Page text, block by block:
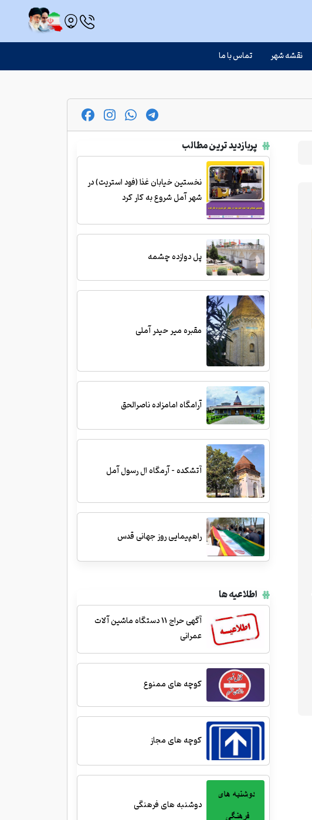
نقشه شهر تماس با ما
پربازدید ترین مطالب
نخستین خیابان غذا (فود استریت) در
شهر آمل شروع به کار کرد
پل دوازده چشمه
مقبره میر حیدر آملی
آرامگاه امامزاده ناصرالحق
آتشکده - آرمگاه ال رسول آمل
راهپیمایی روز جهانی قدس
اطلاعیه ها
آگهی حراج 11 دستگاه ماشین آلات
عمرانی
کوچه های ممنوع
کوچه های مجاز
دوشنبه های فرهنگی